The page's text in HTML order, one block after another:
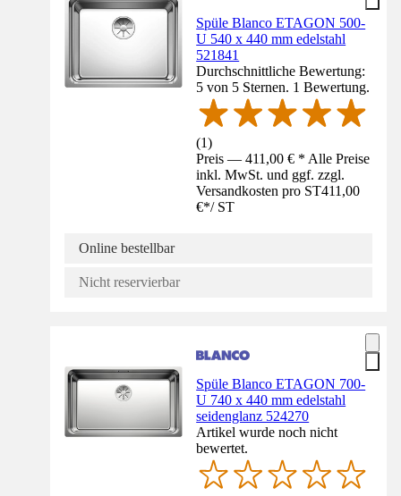
Spüle Blanco ETAGON 500-
U 540 x 440 mm edelstahl
521841
Durchschnittliche Bewertung:
5 von 5 Sternen. 1 Bewertung.
(1)
Preis — 411,00 € * Alle Preise
inkl. MwSt. und ggf. zzgl.
Versandkosten pro ST411,00
€*/ ST
Online bestellbar
Nicht reservierbar
Spüle Blanco ETAGON 700-
U 740 x 440 mm edelstahl
seidenglanz 524270
Artikel wurde noch nicht
bewertet.